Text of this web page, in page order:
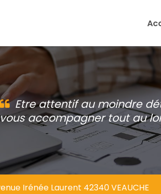
Etre attentif au moindre
accompagner tout au
Irénée Laurent 42340 VEAUCHE